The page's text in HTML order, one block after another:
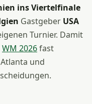
ins Viertelfinale
Gastgeber USA
Turnier. Damit
WM 2026fast
und